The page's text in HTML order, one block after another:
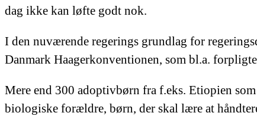
dag ikke kan løfte godt nok.
I den nuværende regerings grundlag for
Danmark Haagerkonventionen, som bl.a.
Mere end 300 adoptivbørn fra f.eks. Etiopien
biologiske forældre, børn, der skal lære at